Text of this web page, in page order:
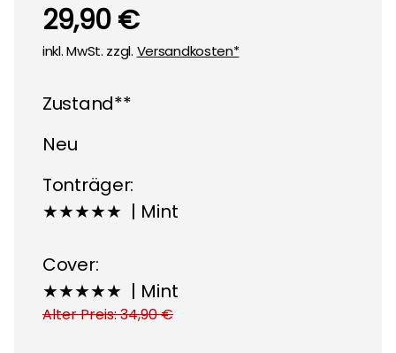
29,90 €
inkl. MwSt. zzgl. Versandkosten*
Zustand**
Neu
Tonträger:
★★★★★ | Mint
Cover:
★★★★★ | Mint
Alter Preis: 34,90 €